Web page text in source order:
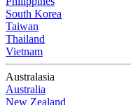
South Korea
Taiwan
Thailand
Vietnam
Australasia
Australia
New Zealand